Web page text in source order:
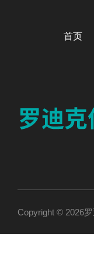
首页
Copyright © 2026